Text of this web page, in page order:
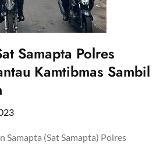
Samapta Polres
Kamtibmas Sambil
Samapta (Sat Samapta) Polres